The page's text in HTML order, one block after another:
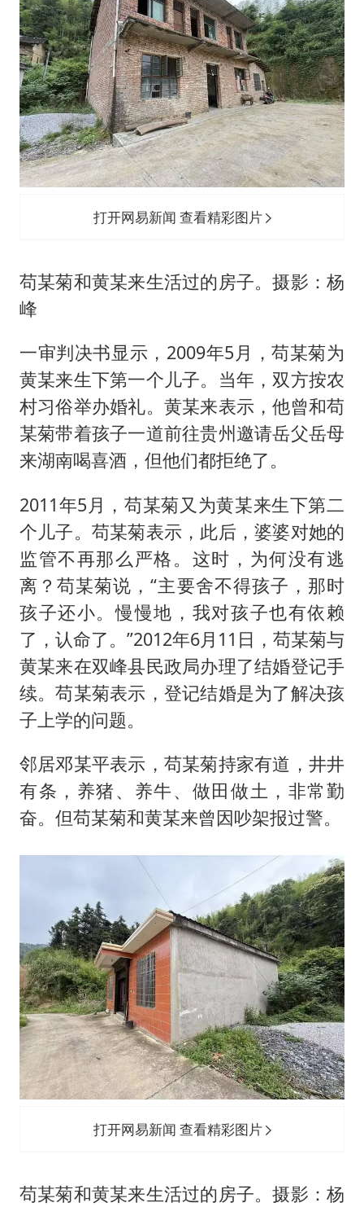
打开网易新闻 查看精彩图片
苟某菊和黄某来生活过的房子。摄影：杨
峰
一审判决书显示，2009年5月，苟某菊为
黄某来生下第一个儿子。当年，双方按农
村习俗举办婚礼。黄某来表示，他曾和苟
某菊带着孩子一道前往贵州邀请岳父岳母
来湖南喝喜酒，但他们都拒绝了。
2011年5月，苟某菊又为黄某来生下第二
个儿子。苟某菊表示，此后，婆婆对她的
监管不再那么严格。这时，为何没有逃
离？苟某菊说，“主要舍不得孩子，那时
孩子还小。慢慢地，我对孩子也有依赖
了，认命了。”2012年6月11日，苟某菊与
黄某来在双峰县民政局办理了结婚登记手
续。苟某菊表示，登记结婚是为了解决孩
子上学的问题。
邻居邓某平表示，苟某菊持家有道，井井
有条，养猪、养牛、做田做土，非常勤
奋。但苟某菊和黄某来曾因吵架报过警。
打开网易新闻 查看精彩图片
苟某菊和黄某来生活过的房子。摄影：杨